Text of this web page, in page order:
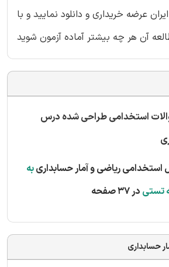
عرضه خریداری و دانلود نمایید و با
استخدامی طراحی شده درس
به
تستی در 37 صفحه
حسابداری